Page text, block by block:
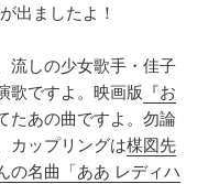
出ましたよ！
流しの少女歌手・佳子
歌ですよ。映画版 『お
たあの曲ですよ。勿論
カップリングは楳図先
の名曲「ああ レディハ